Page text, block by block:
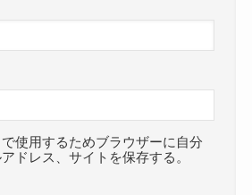
使用するためブラウザーに自分
ドレス、サイトを保存する。